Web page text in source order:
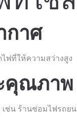
กาศ
ฟที่ให้ความสว่างสูง
คุณภาพ
ช่น ร้านซ่อมไฟรถ